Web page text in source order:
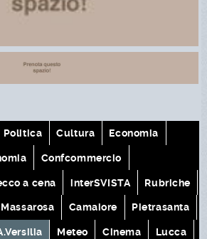
Politica Cultura Economia
Confcommercio
a cena interSVISTA Rubriche
Massarosa Camaiore Pietrasanta
Meteo Cinema Lucca